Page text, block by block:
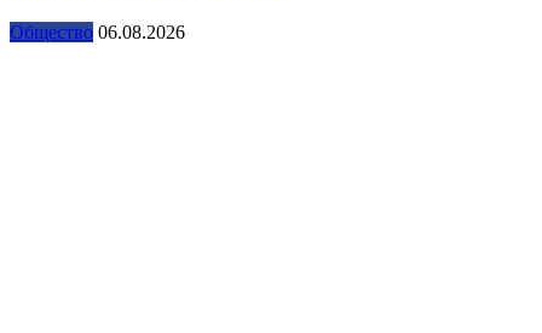
Общество 06.08.2026